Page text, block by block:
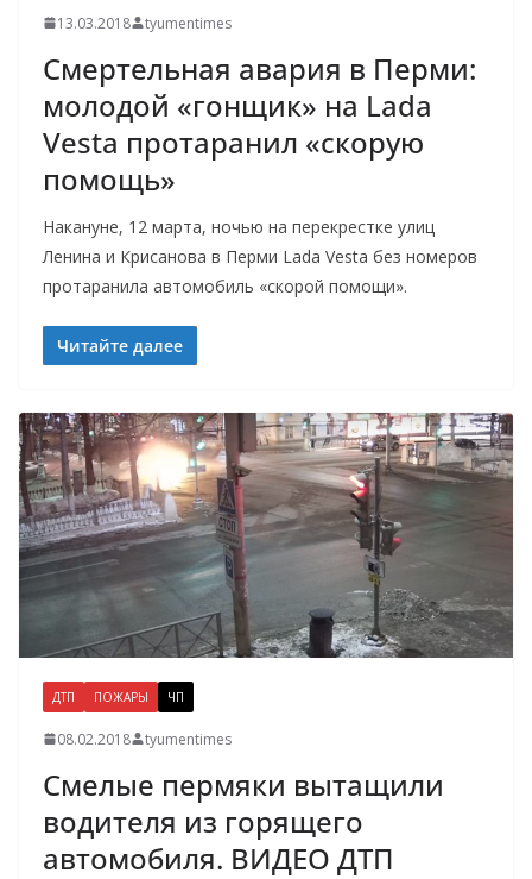
13.03.2018 tyumentimes
Смертельная авария в Перми:
молодой «гонщик» на Lada
Vesta протаранил «скорую
помощь»
Накануне, 12 марта, ночью на перекрестке улиц
Ленина и Крисанова в Перми Lada Vesta без номеров
протаранила автомобиль «скорой помощи».
Читайте далее
ДТП ПОЖАРЫ ЧП
08.02.2018 tyumentimes
Смелые пермяки вытащили
водителя из горящего
автомобиля. ВИДЕО ДТП